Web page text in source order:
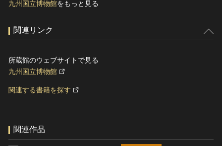
九州国立博物館をもっと見る
関連リンク
所蔵館のウェブサイトで見る
九州国立博物館
関連する書籍を探す
関連作品